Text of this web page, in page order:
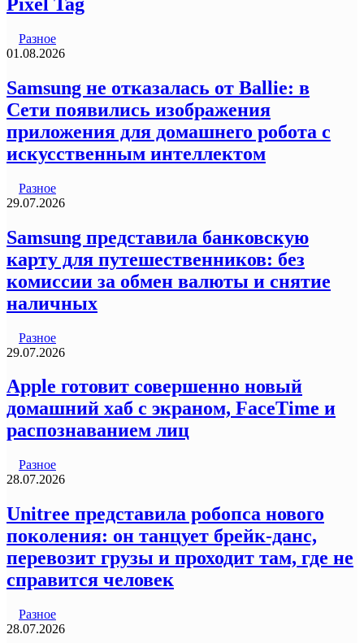
Разное
01.08.2026
Samsung не отказалась от Ballie: в
Сети появились изображения
приложения для домашнего робота с
искусственным интеллектом
Разное
29.07.2026
Samsung представила банковскую
карту для путешественников: без
комиссии за обмен валюты и снятие
наличных
Разное
29.07.2026
Apple готовит совершенно новый
домашний хаб с экраном, FaceTime и
распознаванием лиц
Разное
28.07.2026
Unitree представила робопса нового
поколения: он танцует брейк-данс,
перевозит грузы и проходит там, где не
справится человек
Разное
28.07.2026